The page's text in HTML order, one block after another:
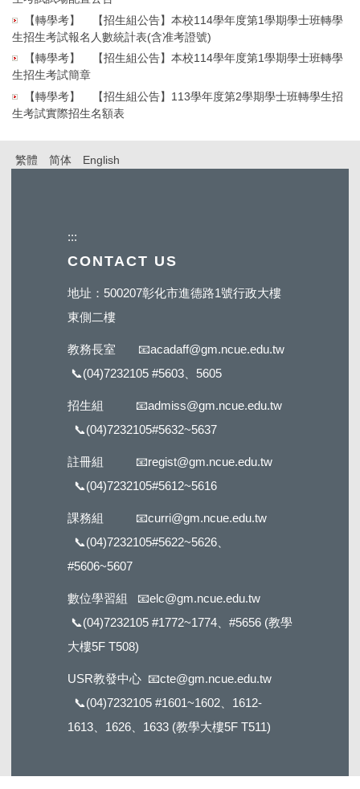
【轉學考】
【招生組公告】本校114學年度第1學期學士班轉學
生招生考試報名人數統計表(含准考證號)
【轉學考】
【招生組公告】本校114學年度第1學期學士班轉學
生招生考試簡章
【轉學考】
【招生組公告】113學年度第2學期學士班轉學生招
生考試實際招生名額表
繁體 简体 English
:::
CONTACT US
地址：500207彰化市進德路1號行政大樓
東側二樓
教務長室 📧acadaff@gm.ncue.edu.tw
📞(04)7232105 #5603 、5605
招生組 📧admiss@gm.ncue.edu.tw
📞(04)7232105#5632~5637
註冊組 📧regist@gm.ncue.edu.tw
📞(04)7232105#5612~5616
課務組 📧curri@gm.ncue.edu.tw
📞(04)7232105#5622~5626、
#5606~5607
數位學習組 📧elc@gm.ncue.edu.tw
📞(04)7232105 #1772~1774、#5656 (教學
大樓5F T508)
USR教發中心 📧cte@gm.ncue.edu.tw
📞(04)7232105 #1601~1602、1612-
1613、1626、1633 (教學大樓5F T511)